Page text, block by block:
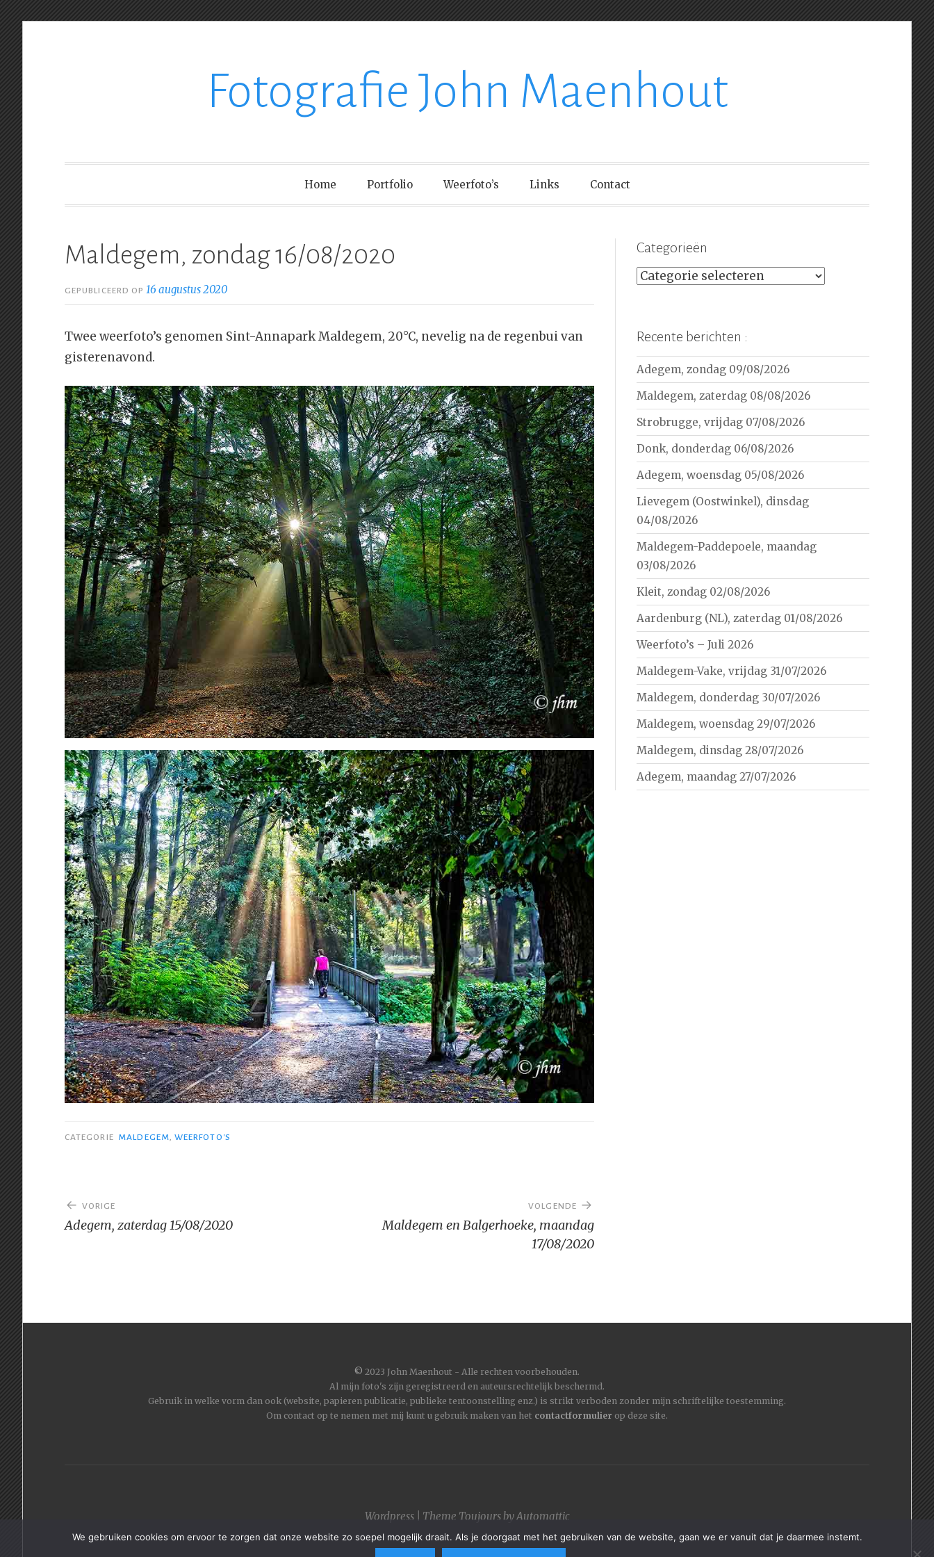
Fotografie John Maenhout
Home Portfolio Weerfoto’s Links Contact
Maldegem, zondag 16/08/2020
GEPUBLICEERD OP16 augustus 2020
Twee weerfoto’s genomen Sint-Annapark Maldegem, 20°C, nevelig na de regenbui van
gisterenavond.
CATEGORIE MALDEGEM, WEERFOTO'S
Bericht
navigatie
VORIGE
Adegem, zaterdag 15/08/2020
VOLGENDE
Maldegem en Balgerhoeke, maandag
17/08/2020
Categorieën
Categorieën
Recente berichten :
Adegem, zondag 09/08/2026
Maldegem, zaterdag 08/08/2026
Strobrugge, vrijdag 07/08/2026
Donk, donderdag 06/08/2026
Adegem, woensdag 05/08/2026
Lievegem (Oostwinkel), dinsdag
04/08/2026
Maldegem-Paddepoele, maandag
03/08/2026
Kleit, zondag 02/08/2026
Aardenburg (NL), zaterdag 01/08/2026
Weerfoto’s – Juli 2026
Maldegem-Vake, vrijdag 31/07/2026
Maldegem, donderdag 30/07/2026
Maldegem, woensdag 29/07/2026
Maldegem, dinsdag 28/07/2026
Adegem, maandag 27/07/2026
© 2023 John Maenhout - Alle rechten voorbehouden.
Al mijn foto's zijn geregistreerd en auteursrechtelijk beschermd.
Gebruik in welke vorm dan ook (website, papieren publicatie, publieke tentoonstelling enz.) is strikt verboden zonder mijn schriftelijke toestemming.
Om contact op te nemen met mij kunt u gebruik maken van het contactformulier op deze site.
Wordpress| Theme ToujoursbyAutomattic
We gebruiken cookies om ervoor te zorgen dat onze website zo soepel mogelijk draait. Als je doorgaat met het gebruiken van de website, gaan we er vanuit dat je daarmee instemt.